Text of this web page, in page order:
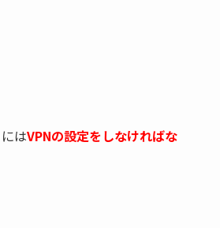
はVPNの設定をしなければな